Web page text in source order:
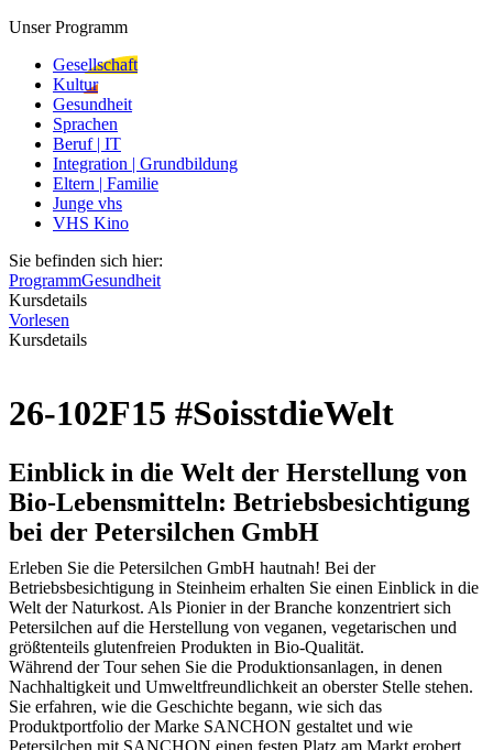
Unser Programm
Gesellschaft
Kultur
Gesundheit
Sprachen
Beruf | IT
Integration | Grundbildung
Eltern | Familie
Junge vhs
VHS Kino
Sie befinden sich hier:
ProgrammGesundheit
Kursdetails
Vorlesen
Kursdetails
26-102F15 #SoisstdieWelt
Einblick in die Welt der Herstellung von
Bio-Lebensmitteln: Betriebsbesichtigung
bei der Petersilchen GmbH
Erleben Sie die Petersilchen GmbH hautnah! Bei der
Betriebsbesichtigung in Steinheim erhalten Sie einen Einblick in die
Welt der Naturkost. Als Pionier in der Branche konzentriert sich
Petersilchen auf die Herstellung von veganen, vegetarischen und
größtenteils glutenfreien Produkten in Bio-Qualität.
Während der Tour sehen Sie die Produktionsanlagen, in denen
Nachhaltigkeit und Umweltfreundlichkeit an oberster Stelle stehen.
Sie erfahren, wie die Geschichte begann, wie sich das
Produktportfolio der Marke SANCHON gestaltet und wie
Petersilchen mit SANCHON einen festen Platz am Markt erobert